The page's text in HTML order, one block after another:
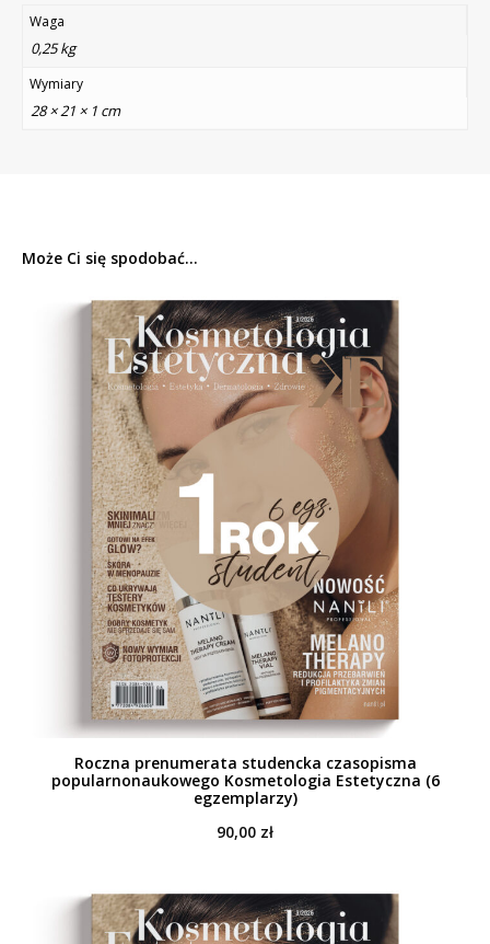
Waga
0,25 kg
Wymiary
28 × 21 × 1 cm
Może Ci się spodobać...
Roczna prenumerata studencka czasopisma
popularnonaukowego Kosmetologia Estetyczna (6
egzemplarzy)
90,00 zł